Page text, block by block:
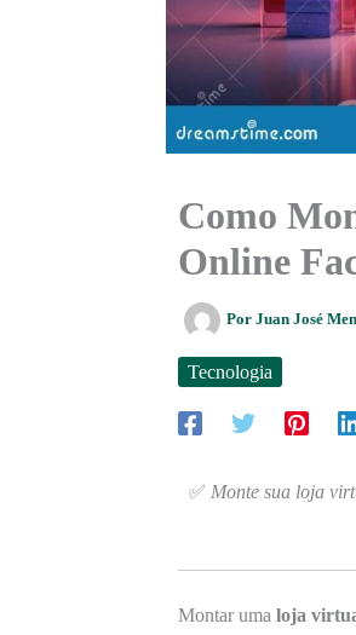
Como
Online
Por Juan José
Tecnologia
✅ Monte sua loja
Montar uma loja